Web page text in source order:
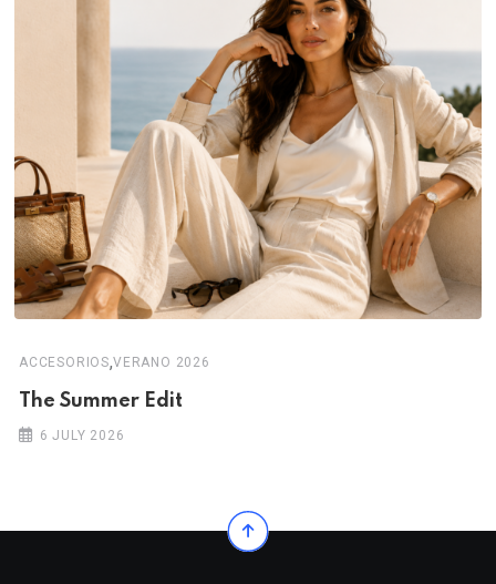
ACCESORIOS,VERANO 2026
The Summer Edit
6 JULY 2026